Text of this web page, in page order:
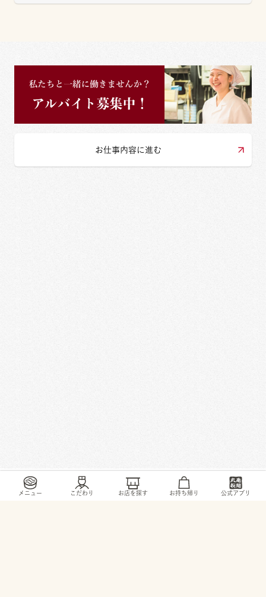
メニュー こだわり お店を探す お持ち帰り 公式アプリ
お仕事内容に進む
トップ / お店・ サービス / 堺市 東浅香山町4丁1-12